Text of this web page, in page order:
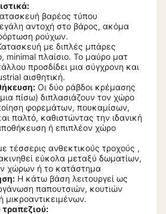
βαρέος τύπου
αντοχή στο βάρος, ακόμα
ρούχων.
με διπλές μπάρες
minimal πλαίσιο. Το μαύρο ματ
προσδίδει μια σύγχρονη και
αισθητική.
Οι δύο ράβδοι κρέμασης
πίσω) διπλασιάζουν τον χώρο
φορεμάτων, πουκαμίσων,
παλτό, καθιστώντας την ιδανική
ή επιπλέον χώρο
τέσσερις ανθεκτικούς τροχούς ,
εύκολα μεταξύ δωματίων,
χώρων ή το κατάστημα
Η κάτω βάση λειτουργεί ως
παπουτσιών, κουτιών
μικροαντικειμένων.
τραπεζιού: